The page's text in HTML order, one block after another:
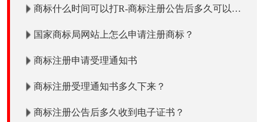
商标什么时间可以打R-商标注册公告后多久可以打
国家商标局网站上怎么申请注册商标？
商标注册申请受理通知书
商标注册受理通知书多久下来？
商标注册公告后多久收到电子证书？